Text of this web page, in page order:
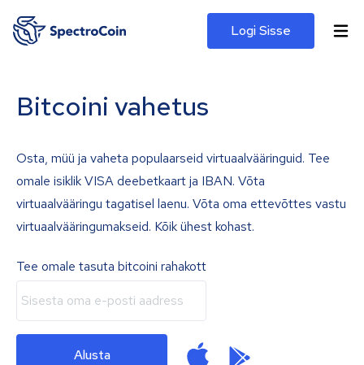
Logi Sisse
Bitcoini vahetus
Osta, müü ja vaheta populaarseid virtuaalvääringuid. Tee
omale isiklik VISA deebetkaart ja IBAN. Võta
virtuaalvääringu tagatisel laenu. Võta oma ettevõttes vastu
virtuaalvääringumakseid. Kõik ühest kohast.
Tee omale tasuta bitcoini rahakott
Alusta